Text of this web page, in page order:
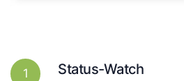
1 Status-Watch